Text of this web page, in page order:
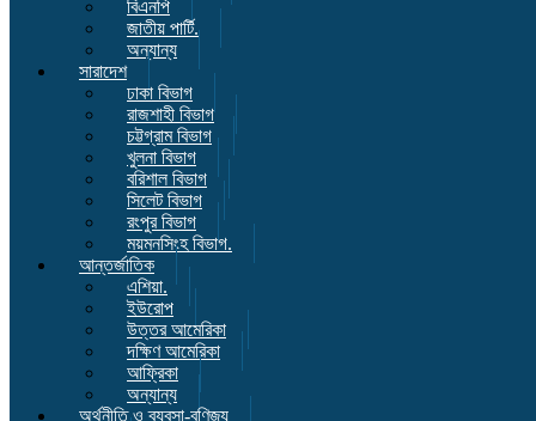
বিএনপি
জাতীয় পার্টি.
অন্যান্য
সারাদেশ
ঢাকা বিভাগ
রাজশাহী বিভাগ
চট্টগ্রাম বিভাগ
খুলনা বিভাগ
বরিশাল বিভাগ
সিলেট বিভাগ
রংপুর বিভাগ
ময়মনসিংহ বিভাগ.
আন্তর্জাতিক
এশিয়া.
ইউরোপ
উত্তর আমেরিকা
দক্ষিণ আমেরিকা
আফ্রিকা
অন্যান্য
অর্থনীতি ও ব্যবসা-বণিজ্য